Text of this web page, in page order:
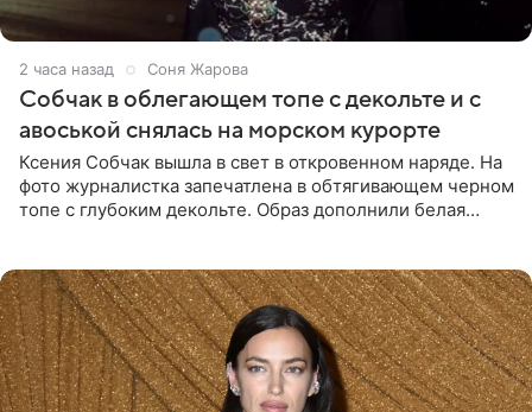
2 часа назад Соня Жарова
Собчак в облегающем топе с декольте и с
авоськой снялась на морском курорте
Ксения Собчак вышла в свет в откровенном наряде. На
фото журналистка запечатлена в обтягивающем черном
топе с глубоким декольте. Образ дополнили белая